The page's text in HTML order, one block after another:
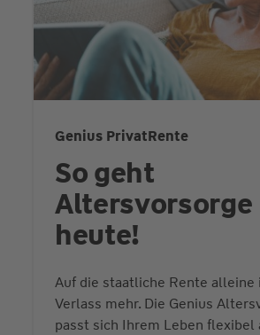
Genius PrivatRente
So geht
Altersvorsorge
heute!
Auf die staatliche Rente alleine
Verlass mehr. Die Genius
passt sich Ihrem Leben flexibel